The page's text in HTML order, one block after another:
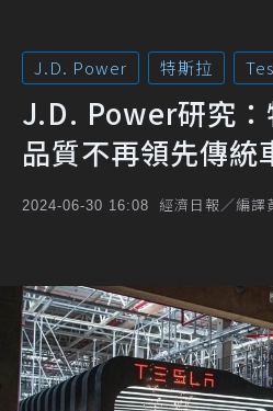
J.D. Power 特斯拉
J.D. Power研究：
品質不再領先傳統
2024-06-30 16:08 經濟日報／編譯